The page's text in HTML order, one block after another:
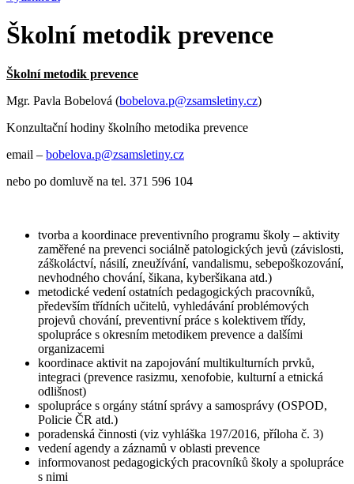
Školní metodik prevence
Školní metodik prevence
Mgr. Pavla Bobelová (bobelova.p@zsamsletiny.cz)
Konzultační hodiny školního metodika prevence
email – bobelova.p@zsamsletiny.cz
nebo po domluvě na tel. 371 596 104
tvorba a koordinace preventivního programu školy – aktivity
zaměřené na prevenci sociálně patologických jevů (závislosti,
záškoláctví, násilí, zneužívání, vandalismu, sebepoškozování,
nevhodného chování, šikana, kyberšikana atd.)
metodické vedení ostatních pedagogických pracovníků,
především třídních učitelů, vyhledávání problémových
projevů chování, preventivní práce s kolektivem třídy,
spolupráce s okresním metodikem prevence a dalšími
organizacemi
koordinace aktivit na zapojování multikulturních prvků,
integraci (prevence rasizmu, xenofobie, kulturní a etnická
odlišnost)
spolupráce s orgány státní správy a samosprávy (OSPOD,
Policie ČR atd.)
poradenská činnosti (viz vyhláška 197/2016, příloha č. 3)
vedení agendy a záznamů v oblasti prevence
informovanost pedagogických pracovníků školy a spolupráce
s nimi